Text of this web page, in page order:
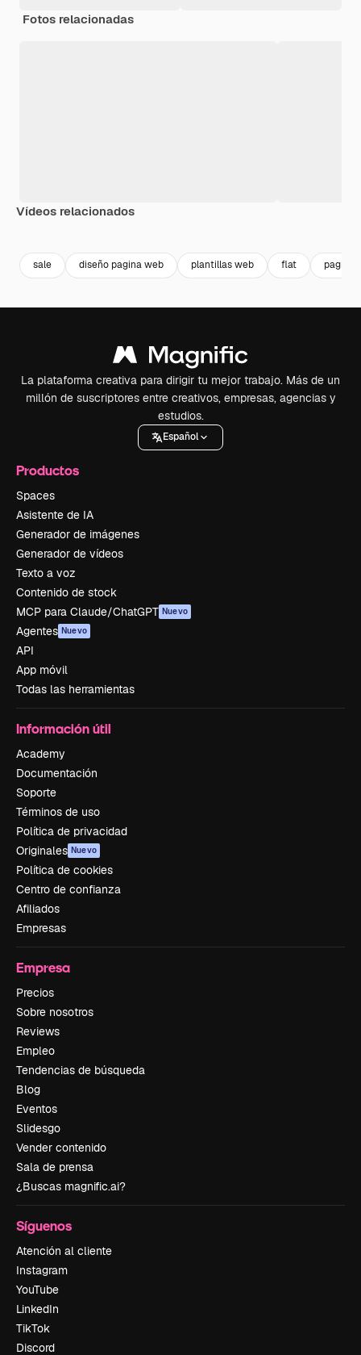
Fotos relacionadas
Vídeos relacionados
sale diseño pagina web plantillas web flat
La plataforma creativa para dirigir tu mejor trabajo. Más de un
millón de suscriptores entre creativos, empresas, agencias y
estudios.
Español
Productos
Spaces
Asistente de IA
Generador de imágenes
Generador de vídeos
Texto a voz
Contenido de stock
MCP para Claude/ChatGPT Nuevo
Agentes Nuevo
API
App móvil
Todas las herramientas
Información útil
Academy
Documentación
Soporte
Términos de uso
Política de privacidad
Originales Nuevo
Política de cookies
Centro de confianza
Afiliados
Empresas
Empresa
Precios
Sobre nosotros
Reviews
Empleo
Tendencias de búsqueda
Blog
Eventos
Slidesgo
Vender contenido
Sala de prensa
¿Buscas magnific.ai?
Síguenos
Atención al cliente
Instagram
YouTube
LinkedIn
TikTok
Discord